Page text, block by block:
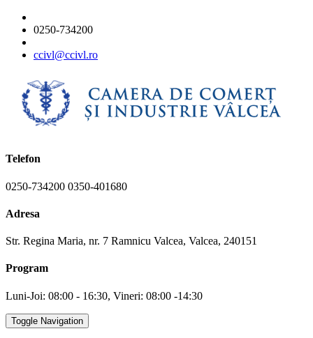
0250-734200
ccivl@ccivl.ro
Telefon
0250-734200 0350-401680
Adresa
Str. Regina Maria, nr. 7 Ramnicu Valcea, Valcea, 240151
Program
Luni-Joi: 08:00 - 16:30, Vineri: 08:00 -14:30
Toggle Navigation